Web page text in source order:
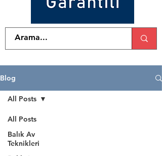
Blog
All Posts
Balık Av
Teknikleri
All Posts